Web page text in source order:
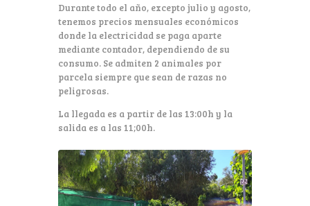
Durante todo el año, excepto julio y agosto,
tenemos precios mensuales económicos
donde la electricidad se paga aparte
mediante contador, dependiendo de su
consumo. Se admiten 2 animales por
parcela siempre que sean de razas no
peligrosas.
La llegada es a partir de las 13:00h y la
salida es a las 11;00h.